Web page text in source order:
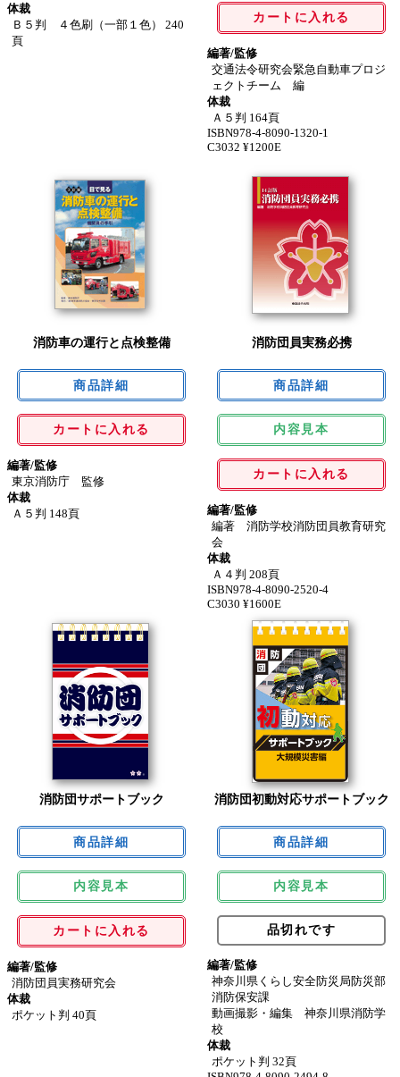
体裁
Ｂ５判 ４色刷（一部１色） 240
頁
カートに入れる
編著/監修
交通法令研究会緊急自動車プロジ
ェクトチーム 編
体裁
Ａ５判 164頁
ISBN978-4-8090-1320-1
C3032 ¥1200E
消防車の運行と点検整備
カートに入れる
編著/監修
東京消防庁 監修
体裁
Ａ５判 148頁
消防団員実務必携
内容見本
カートに入れる
編著/監修
編著 消防学校消防団員教育研究
会
体裁
Ａ４判 208頁
ISBN978-4-8090-2520-4
C3030 ¥1600E
消防団サポートブック
内容見本
カートに入れる
編著/監修
消防団員実務研究会
体裁
ポケット判 40頁
消防団初動対応サポートブック
内容見本
品切れです
編著/監修
神奈川県くらし安全防災局防災部
消防保安課
動画撮影・編集 神奈川県消防学
校
体裁
ポケット判 32頁